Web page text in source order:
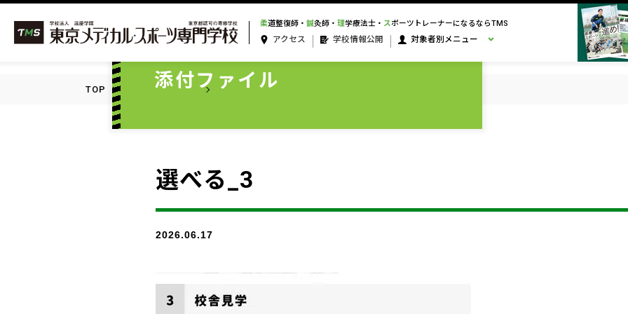
柔道整復師・ 鍼灸師・ 理学療法士・ スポーツトレーナーになるならTMS
アクセス 学校情報公開 対象者別メニュー
添付ファイル
TOP 添付ファイル一覧 選べる_3
選べる_3
2026.06.17